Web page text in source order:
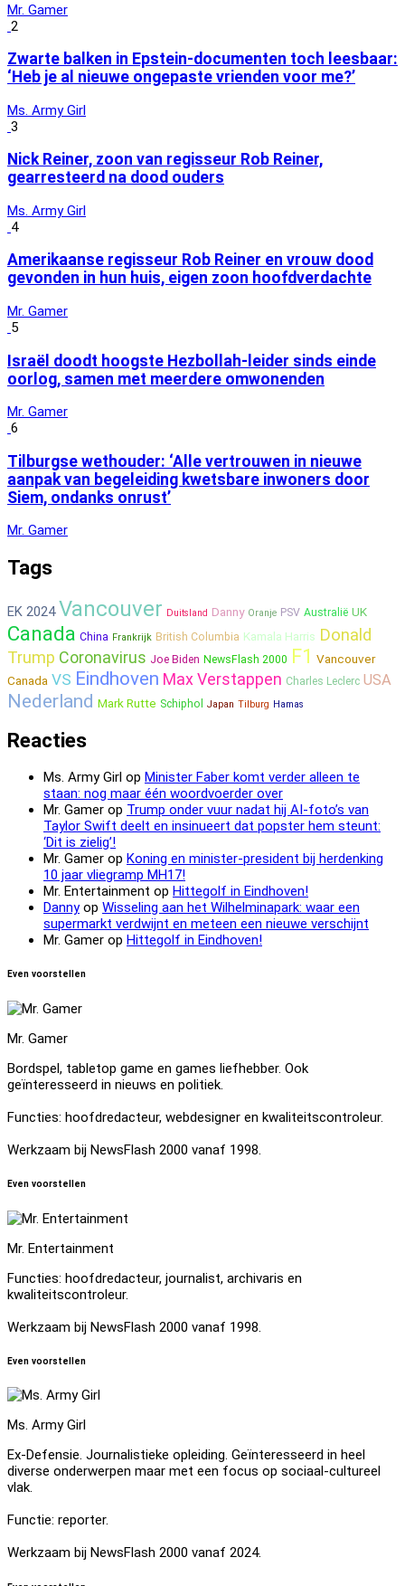
Mr. Gamer
2
Zwarte balken in Epstein-documenten toch leesbaar:
‘Heb je al nieuwe ongepaste vrienden voor me?’
Ms. Army Girl
3
Nick Reiner, zoon van regisseur Rob Reiner,
gearresteerd na dood ouders
Ms. Army Girl
4
Amerikaanse regisseur Rob Reiner en vrouw dood
gevonden in hun huis, eigen zoon hoofdverdachte
Mr. Gamer
5
Israël doodt hoogste Hezbollah-leider sinds einde
oorlog, samen met meerdere omwonenden
Mr. Gamer
6
Tilburgse wethouder: ‘Alle vertrouwen in nieuwe
aanpak van begeleiding kwetsbare inwoners door
Siem, ondanks onrust’
Mr. Gamer
Tags
EK 2024 Vancouver Duitsland Danny Oranje PSV Australië UK
Canada China Frankrijk British Columbia Kamala Harris Donald
Trump Coronavirus Joe Biden NewsFlash 2000 F1 Vancouver
Canada VS Eindhoven Max Verstappen Charles Leclerc USA
Nederland Mark Rutte Schiphol Japan Tilburg Hamas
Reacties
Ms. Army Girl op Minister Faber komt verder alleen te
staan: nog maar één woordvoerder over
Mr. Gamer op Trump onder vuur nadat hij AI-foto’s van
Taylor Swift deelt en insinueert dat popster hem steunt:
‘Dit is zielig’!
Mr. Gamer op Koning en minister-president bij herdenking
10 jaar vliegramp MH17!
Mr. Entertainment op Hittegolf in Eindhoven!
Dannyop Wisseling aan het Wilhelminapark: waar een
supermarkt verdwijnt en meteen een nieuwe verschijnt
Mr. Gamer op Hittegolf in Eindhoven!
Even voorstellen
Mr. Gamer
Bordspel, tabletop game en games liefhebber. Ook
geïnteresseerd in nieuws en politiek.
Functies: hoofdredacteur, webdesigner en kwaliteitscontroleur.
Werkzaam bij NewsFlash 2000 vanaf 1998.
Even voorstellen
Mr. Entertainment
Functies: hoofdredacteur, journalist, archivaris en
kwaliteitscontroleur.
Werkzaam bij NewsFlash 2000 vanaf 1998.
Even voorstellen
Ms. Army Girl
Ex-Defensie. Journalistieke opleiding. Geïnteresseerd in heel
diverse onderwerpen maar met een focus op sociaal-cultureel
vlak.
Functie: reporter.
Werkzaam bij NewsFlash 2000 vanaf 2024.